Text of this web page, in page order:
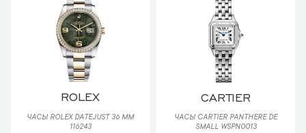
ROLEX
ЧАСЫ ROLEX DATEJUST 36 ММ
116243
CARTIER
ЧАСЫ CARTIER PANTHERE DE
SMALL WSPN0013